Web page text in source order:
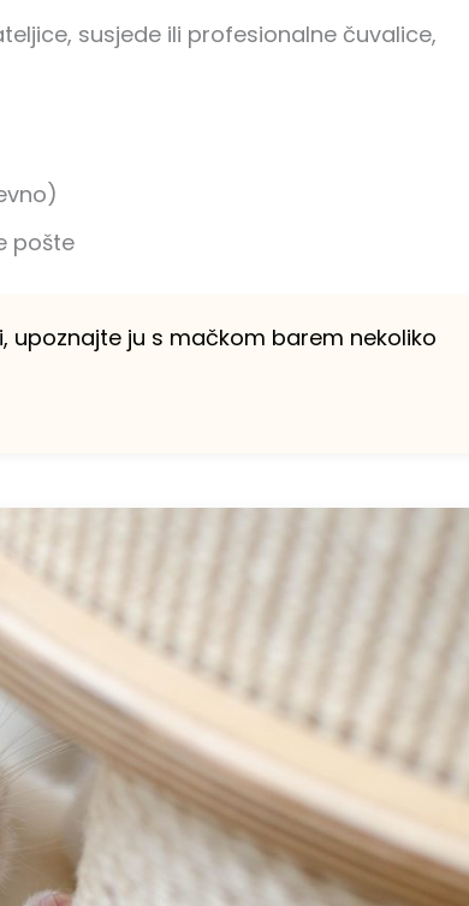
susjede ili profesionalne čuvalice,
pošte
upoznajte ju s mačkom barem nekoliko